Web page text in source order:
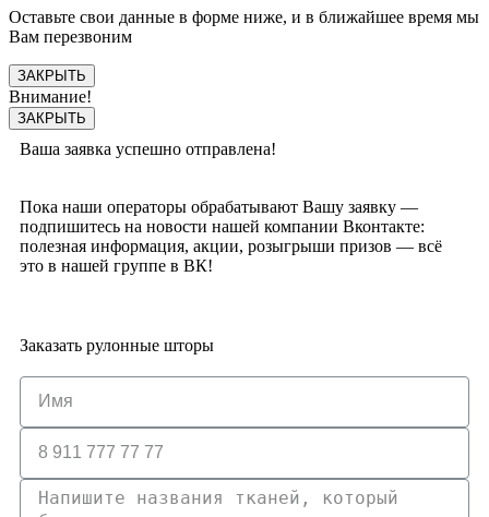
Оставьте свои данные в форме ниже, и в ближайшее время мы
Вам перезвоним
ЗАКРЫТЬ
Внимание!
ЗАКРЫТЬ
Ваша заявка успешно отправлена!
Пока наши операторы обрабатывают Вашу заявку —
подпишитесь на новости нашей компании Вконтакте:
полезная информация, акции, розыгрыши призов — всё
это в нашей группе в ВК!
Заказать рулонные шторы